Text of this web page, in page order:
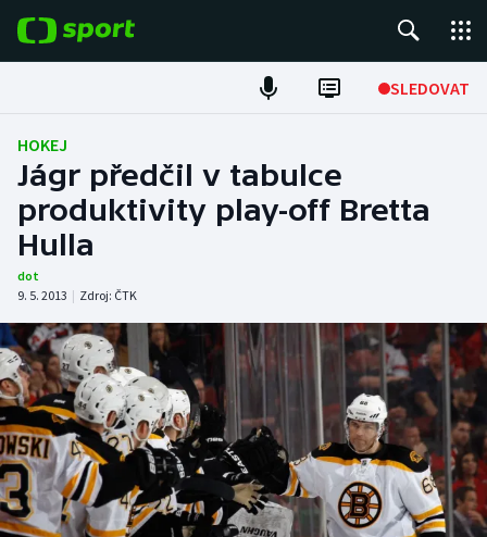
SLEDOVAT
Fotbal
Hokej
Tenis
Atletika
Cyklistika
DALŠÍ SPORTY
Americký fotbal
Baseball a softbal
NEPŘEHLÉDNĚTE
Soutěže
HOKEJ
Jágr předčil v tabulce
produktivity play-off Bretta
Hulla
dot
9. 5. 2013 | Zdroj: ČTK